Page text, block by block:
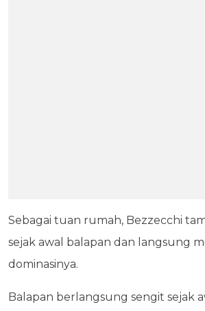
Sebagai tuan rumah, Bezzecchi
sejak awal balapan dan langsung
dominasinya.
Balapan berlangsung sengit sejak